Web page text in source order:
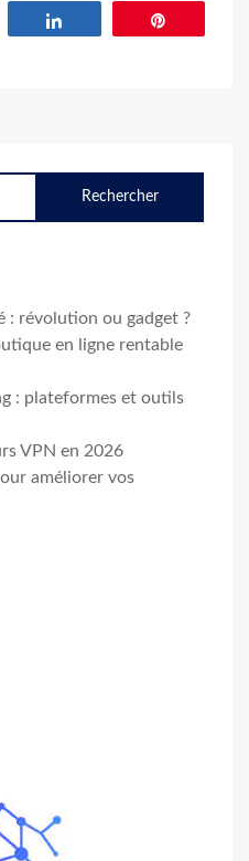
: révolution ou gadget ?
en ligne rentable
: plateformes et outils
VPN en 2026
améliorer vos